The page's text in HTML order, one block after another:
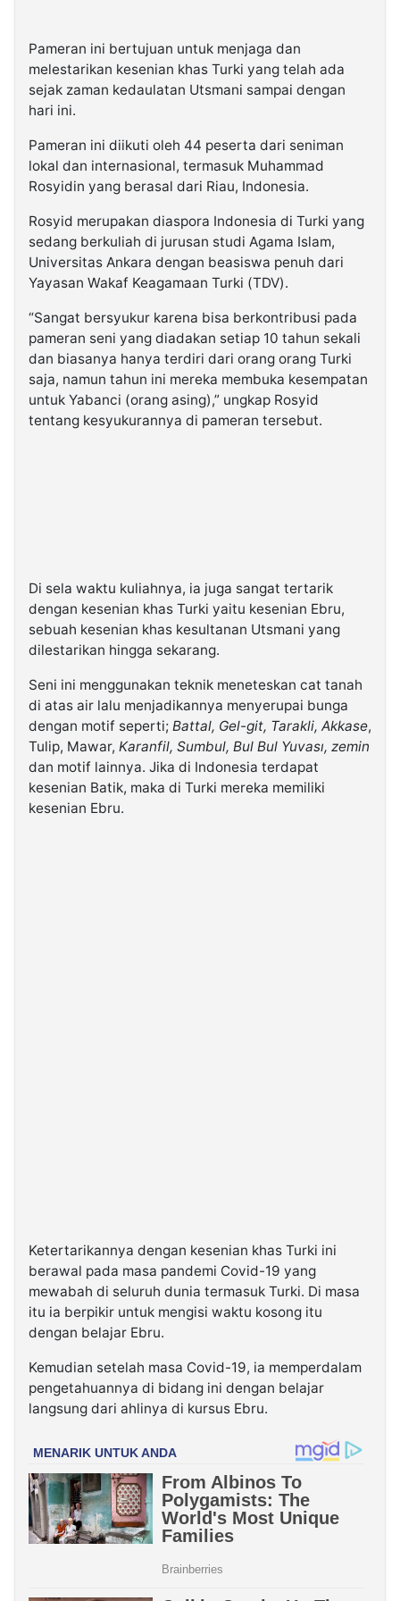
Pameran ini bertujuan untuk menjaga dan
melestarikan kesenian khas Turki yang telah ada
sejak zaman kedaulatan Utsmani sampai dengan
hari ini.
Pameran ini diikuti oleh 44 peserta dari seniman
lokal dan internasional, termasuk Muhammad
Rosyidin yang berasal dari Riau, Indonesia.
Rosyid merupakan diaspora Indonesia di Turki yang
sedang berkuliah di jurusan studi Agama Islam,
Universitas Ankara dengan beasiswa penuh dari
Yayasan Wakaf Keagamaan Turki (TDV).
“Sangat bersyukur karena bisa berkontribusi pada
pameran seni yang diadakan setiap 10 tahun sekali
dan biasanya hanya terdiri dari orang orang Turki
saja, namun tahun ini mereka membuka kesempatan
untuk Yabanci (orang asing),” ungkap Rosyid
tentang kesyukurannya di pameran tersebut.
Di sela waktu kuliahnya, ia juga sangat tertarik
dengan kesenian khas Turki yaitu kesenian Ebru,
sebuah kesenian khas kesultanan Utsmani yang
dilestarikan hingga sekarang.
Seni ini menggunakan teknik meneteskan cat tanah
di atas air lalu menjadikannya menyerupai bunga
dengan motif seperti; Battal, Gel-git, Tarakli, Akkase,
Tulip, Mawar, Karanfil, Sumbul, Bul Bul Yuvası, zemin
dan motif lainnya. Jika di Indonesia terdapat
kesenian Batik, maka di Turki mereka memiliki
kesenian Ebru.
Ketertarikannya dengan kesenian khas Turki ini
berawal pada masa pandemi Covid-19 yang
mewabah di seluruh dunia termasuk Turki. Di masa
itu ia berpikir untuk mengisi waktu kosong itu
dengan belajar Ebru.
Kemudian setelah masa Covid-19, ia memperdalam
pengetahuannya di bidang ini dengan belajar
langsung dari ahlinya di kursus Ebru.